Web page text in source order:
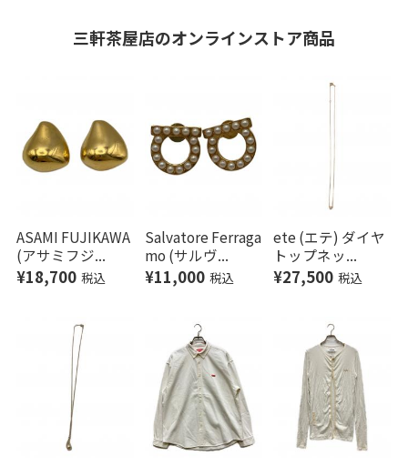
三軒茶屋店のオンラインストア商品
ASAMI FUJIKAWA
(アサミフジ...
¥18,700 税込
Salvatore Ferraga
mo (サルヴ...
¥11,000 税込
ete (エテ) ダイヤ
トップネッ...
¥27,500 税込